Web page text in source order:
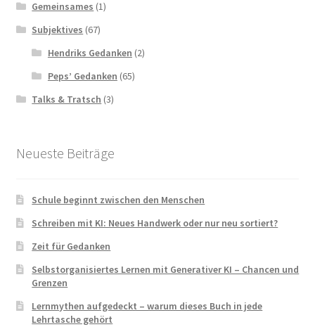
Gemeinsames (1)
Subjektives (67)
Hendriks Gedanken (2)
Peps’ Gedanken (65)
Talks & Tratsch (3)
Neueste Beiträge
Schule beginnt zwischen den Menschen
Schreiben mit KI: Neues Handwerk oder nur neu sortiert?
Zeit für Gedanken
Selbstorganisiertes Lernen mit Generativer KI – Chancen und
Grenzen
Lernmythen aufgedeckt – warum dieses Buch in jede
Lehrtasche gehört